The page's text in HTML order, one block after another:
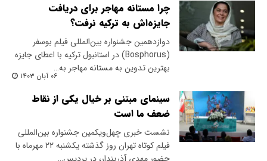
چرا مستانه مهاجر برای دریافت
جایزه‌اش به ترکیه نرفت؟
دوازدهمین جشنواره بین‌المللی فیلم بوسفر
(Bosphorus) در استانبول ترکیه با اعطای جایزه
بهترین تدوین به مستانه مهاجر به…
۰۶ آبان ۱۴۰۳
سینمای مبتنی بر خیال یکی از نقاط
ضعف ما است
نشست خبری چهل‌و‌یکمین جشنواره بین‌المللی
فیلم کوتاه تهران روز گذشته یکشنبه ۲۲ مهر‌ماه با